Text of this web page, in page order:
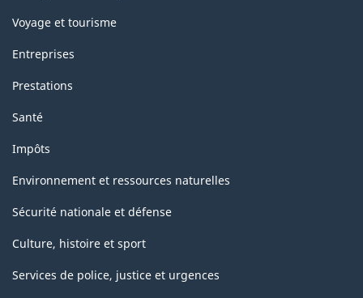
Voyage et tourisme
Entreprises
Prestations
Santé
Impôts
Environnement et ressources naturelles
Sécurité nationale et défense
Culture, histoire et sport
Services de police, justice et urgences